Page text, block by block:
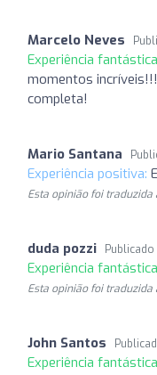
Marcelo Neves
Experiência
momentos
completa!
Mario Santana
Experiência positiva:
Esta opinião foi traduzida
duda pozzi Publicado
Experiência
Esta opinião foi traduzida
John Santos
Experiência